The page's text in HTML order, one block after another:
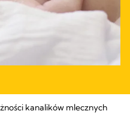
kanalików mlecznych